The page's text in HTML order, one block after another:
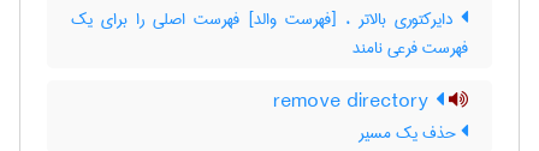
دایرکتوری بالاتر ، [فهرست والد] فهرست اصلی را برای یک
فهرست فرعی نامند
حذف یک مسیر